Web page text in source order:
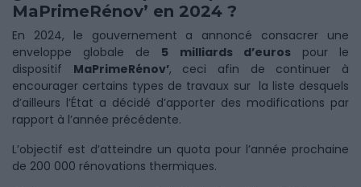
MaPrimeRénov’ en 2024 ?
En 2024, le gouvernement a annoncé consacrer une
enveloppe globale de 5 milliards d’eurospour le
dispositif MaPrimeRénov’, ceci afin de continuer à
encourager certains types de travaux sur la liste desquels
d’ailleurs l’État a décidé d’apporter des modifications par
rapport à l’année précédente.
L’objectif est d’atteindre un quota pour l’année prochaine
de 200 000 rénovations thermiques.